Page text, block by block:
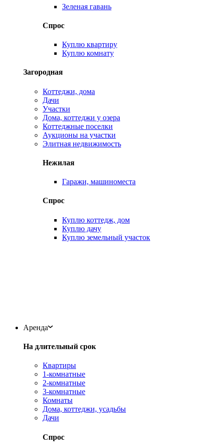
Зеленая гавань
Спрос
Куплю квартиру
Куплю комнату
Загородная
Коттеджи, дома
Дачи
Участки
Дома, коттеджи у озера
Коттеджные поселки
Аукционы на участки
Элитная недвижимость
Нежилая
Гаражи, машиноместа
Спрос
Куплю коттедж, дом
Куплю дачу
Куплю земельный участок
Аренда
На длительный срок
Квартиры
1-комнатные
2-комнатные
3-комнатные
Комнаты
Дома, коттеджи, усадьбы
Дачи
Спрос